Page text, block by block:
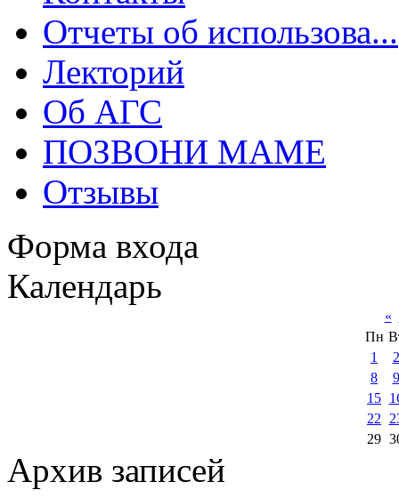
Отчеты об использова...
Лекторий
Об АГС
ПОЗВОНИ МАМЕ
Отзывы
Форма входа
Календарь
«
Пн
1
2
8
9
15
22
29
Архив записей